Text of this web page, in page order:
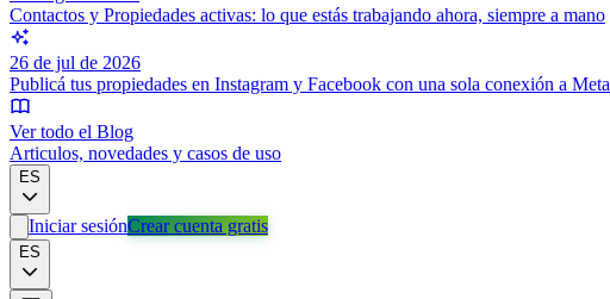
Contactos y Propiedades activas: lo que estás trabajando ahora, siempre a mano
26 de jul de 2026
Publicá tus propiedades en Instagram y Facebook con una sola conexión a Meta
Ver todo el Blog
Articulos, novedades y casos de uso
ES
Iniciar sesiónCrear cuenta gratis
ES